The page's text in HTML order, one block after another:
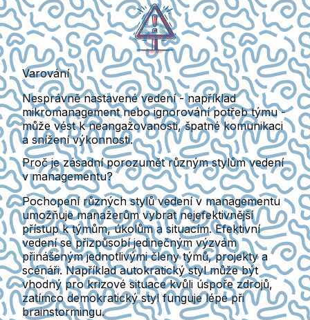
Varování
Nesprávně nastavené vedení - například
mikromanagement nebo ignorování potřeb týmu -
může vést k neangažovanosti, špatné komunikaci
a snížení výkonnosti.
Proč je zásadní porozumět různým stylům vedení
v managementu?
Pochopení různých stylů vedení v managementu
umožňuje manažerům vybrat nejefektivnější
přístup k týmům, úkolům a situacím. Efektivní
vedení se přizpůsobí jedinečným výzvám
přinášeným jednotlivými členy týmů, projekty a
scénáři. Například autokratický styl může být
vhodný pro krizové situace kvůli úspoře zdrojů,
zatímco demokratický styl funguje lépe při
brainstormingu.